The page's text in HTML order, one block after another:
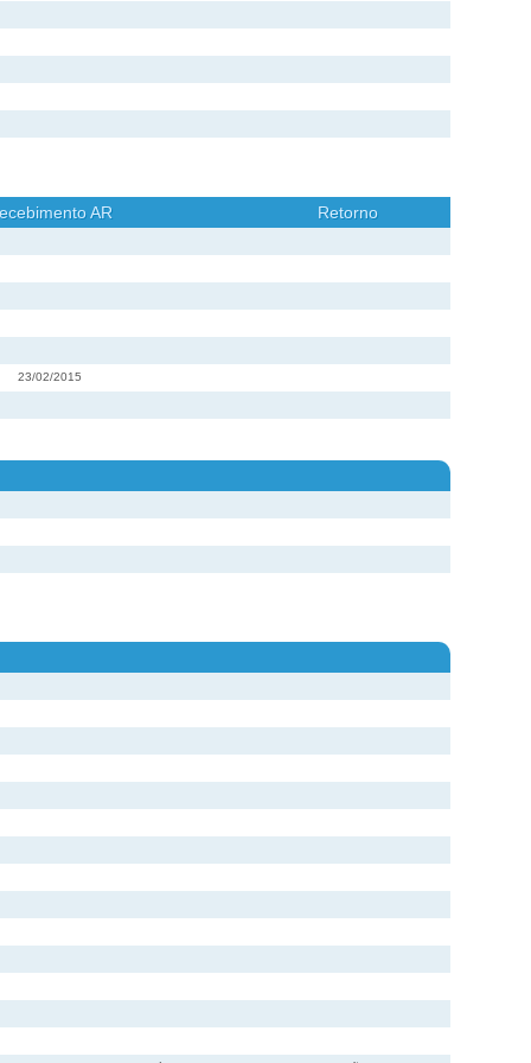
AR Retorno
23/02/2015